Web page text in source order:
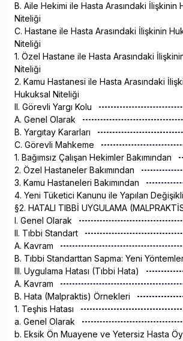
B. Aile Hekimi ile Hasta Arasındaki İlişkinin
Niteliği
C. Hastane ile Hasta Arasındaki İlişkinin
Niteliği
1. Özel Hastane ile Hasta Arasındaki
Niteliği
2. Kamu Hastanesi ile Hasta Arasındaki
Hukuksal Niteliği
II. Görevli Yargı Kolu
A. Genel Olarak
B. Yargıtay Kararları
C. Görevli Mahkeme
1. Bağımsız Çalışan Hekimler Bakımından
2. Özel Hastaneler Bakımından
3. Kamu Hastaneleri Bakımından
4. Yeni Tüketici Kanunu ile Yapılan
§2. HATALI TIBBİ UYGULAMA
I. Genel Olarak
II. Tıbbi Standart
A. Kavram
B. Tıbbi Standarttan Sapma: Yeni
III. Uygulama Hatası (Tıbbi Hata)
A. Kavram
B. Hata (Malpraktis) Örnekleri
1. Teşhis Hatası
a. Genel Olarak
b. Eksik Ön Muayene ve Yetersiz Hasta